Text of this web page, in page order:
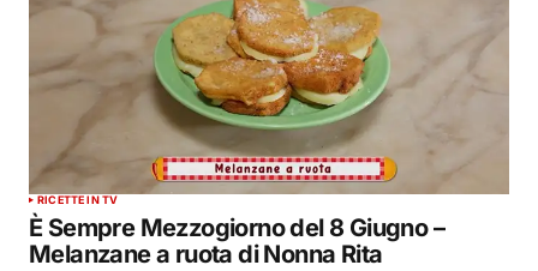
RICETTE IN TV
È Sempre Mezzogiorno del 8 Giugno –
Melanzane a ruota di Nonna Rita